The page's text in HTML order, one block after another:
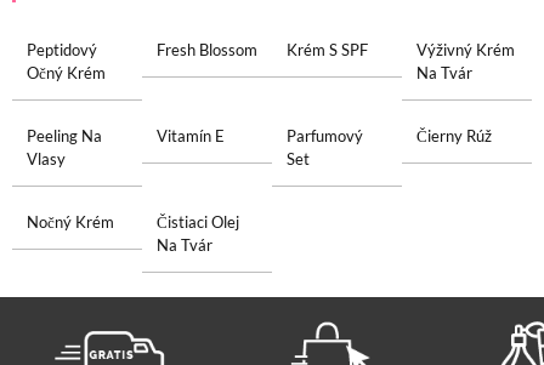
Peptidový
Očný Krém
Fresh Blossom Krém S SPF
Výživný Krém
Na Tvár
Peeling Na
Vlasy
Vitamín E
Parfumový
Set
Čierny Rúž
Nočný Krém
Čistiaci Olej
Na Tvár